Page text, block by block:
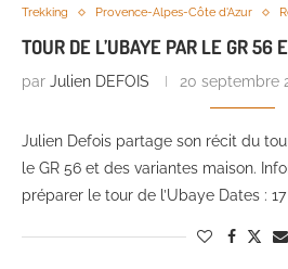
Trekking Provence-Alpes-Côte d'Azur
TOUR DE L’UBAYE PAR LE GR 56
par Julien DEFOIS 20 septembre
Julien Defois partage son récit du
le GR 56 et des variantes maison.
préparer le tour de l’Ubaye Dates : 17